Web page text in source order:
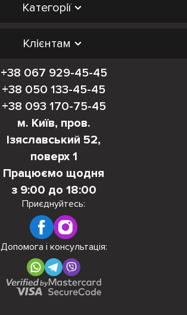
Категорії
Клієнтам
+38 067 929-45-45
+38 050 133-45-45
+38 093 170-75-45
м. Київ, пров.
Ізяславський 52,
поверх 1
Працюємо щодня
з 9:00 до 18:00
Приєднуйтесь:
Допомога і консультація: